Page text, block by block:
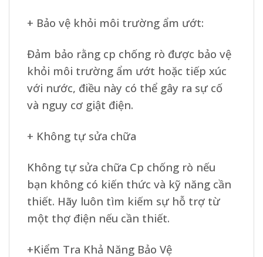
+ Bảo vệ khỏi môi trường ẩm ướt:
Đảm bảo rằng cp chống rò được bảo vệ
khỏi môi trường ẩm ướt hoặc tiếp xúc
với nước, điều này có thể gây ra sự cố
và nguy cơ giật điện.
+ Không tự sửa chữa
Không tự sửa chữa Cp chống rò nếu
bạn không có kiến thức và kỹ năng cần
thiết. Hãy luôn tìm kiếm sự hỗ trợ từ
một thợ điện nếu cần thiết.
+Kiểm Tra Khả Năng Bảo Vệ